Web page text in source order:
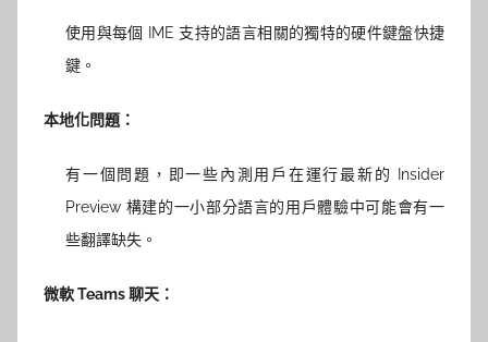
使用與每個 IME 支持的語言相關的獨特的硬件鍵盤快捷
鍵。
本地化問題：
有一個問題，即一些內測用戶在運行最新的 Insider
Preview 構建的一小部分語言的用戶體驗中可能會有一
些翻譯缺失。
微軟 Teams 聊天：